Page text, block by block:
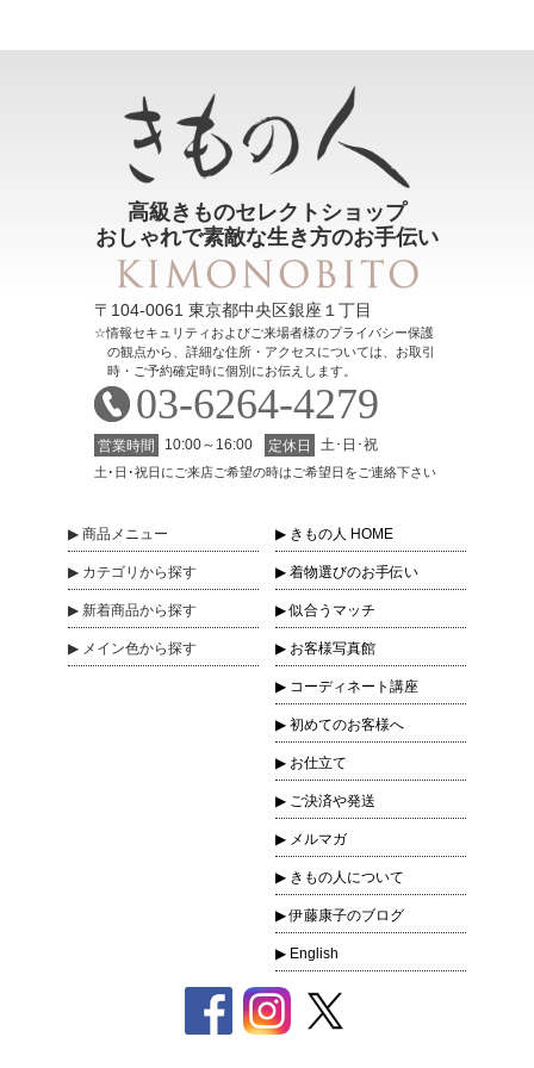
高級きものセレクトショップ
おしゃれで素敵な生き方のお手伝い
〒104-0061 東京都中央区銀座１丁目
情報セキュリティおよびご来場者様のプライバシー保護
の観点から、詳細な住所・アクセスについては、お取引
時・ご予約確定時に個別にお伝えします。
03-6264-4279
営業時間 10:00～16:00 定休日 土･日･祝
土･日･祝日にご来店ご希望の時はご希望日をご連絡下さい
商品 メニュー
カテゴリ から探す
新着商品から探す
メイン色から探す
きもの人 HOME
着物選びのお手伝い
似合うマッチ
お客様写真館
コーディネート講座
初めてのお客様へ
お仕立て
ご決済や発送
メルマガ
きもの人について
伊藤康子のブログ
English